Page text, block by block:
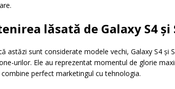
lăsată de Galaxy S4 și
astăzi sunt considerate modele vechi, Galaxy S4 și
urilor. Ele au reprezentat momentul de glorie
perfect marketingul cu tehnologia.